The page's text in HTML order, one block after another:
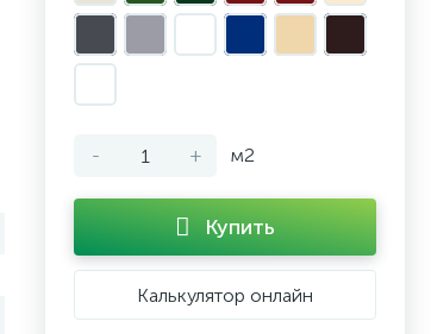
- + м2
Купить
Калькулятор онлайн